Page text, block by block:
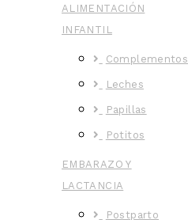
ALIMENTACIÓN
INFANTIL
Complementos
Leches
Papillas
Potitos
EMBARAZO Y
LACTANCIA
Postparto